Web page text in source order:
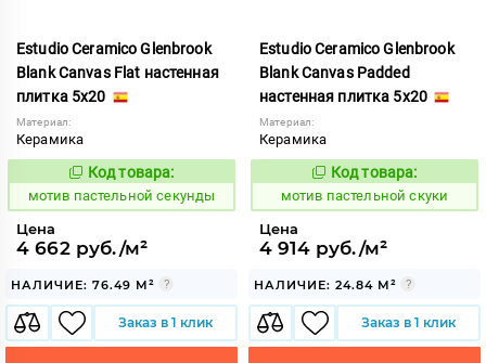
Estudio Ceramico Glenbrook
Blank Canvas Flat настенная
плитка 5x20
Материал:
Керамика
1039962
Код товара:
мотив пастельной секунды
Цена
4 662 руб./м²
НАЛИЧИЕ: 76.49 М²
Заказ в 1 клик
Estudio Ceramico Glenbrook
Blank Canvas Padded
настенная плитка 5x20
Материал:
Керамика
1039969
Код товара:
мотив пастельной скуки
Цена
4 914 руб./м²
НАЛИЧИЕ: 24.84 М²
Заказ в 1 клик